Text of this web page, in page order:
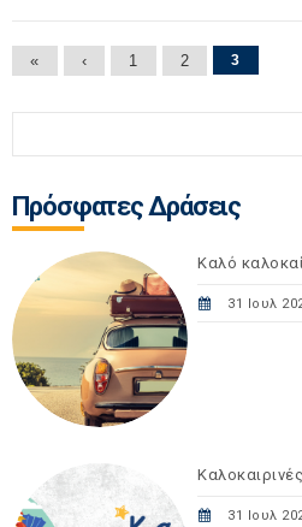
Σελίδες
« ‹ 1 2 3
Πρόσφατες Δράσεις
Καλό
31 Ιουλ
31 Ιουλ